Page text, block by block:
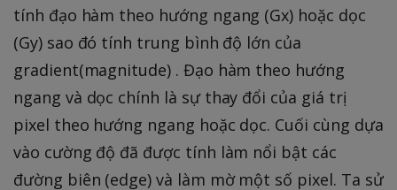
tính đạo hàm theo hướng ngang (Gx) hoặc dọc
(Gy) sao đó tính trung bình độ lớn của
gradient(magnitude) . Đạo hàm theo hướng
ngang và dọc chính là sự thay đổi của giá trị
pixel theo hướng ngang hoặc dọc. Cuối cùng dựa
vào cường độ đã được tính làm nổi bật các
đường biên (edge) và làm mờ một số pixel. Ta sử